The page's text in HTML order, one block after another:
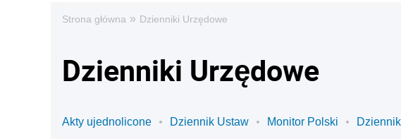
Strona główna » Dzienniki Urzędowe
Dzienniki Urzędowe
Akty ujednolicone Dziennik Ustaw Monitor Polski